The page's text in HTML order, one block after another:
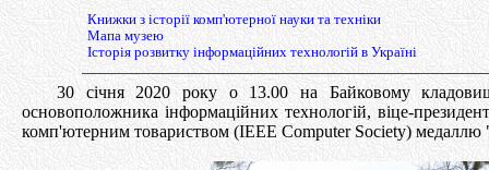
Книжки з історії комп'ютерної науки та техніки
Мапа музею
Історія розвитку інформаційних технологій в Україні
30 січня 2020 року о 13.00 на Байковому
основоположника інформаційних технологій, віце-
комп'ютерним товариством (IEEE Computer Society) медаллю